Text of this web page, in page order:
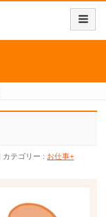
カテゴリー : お仕事+